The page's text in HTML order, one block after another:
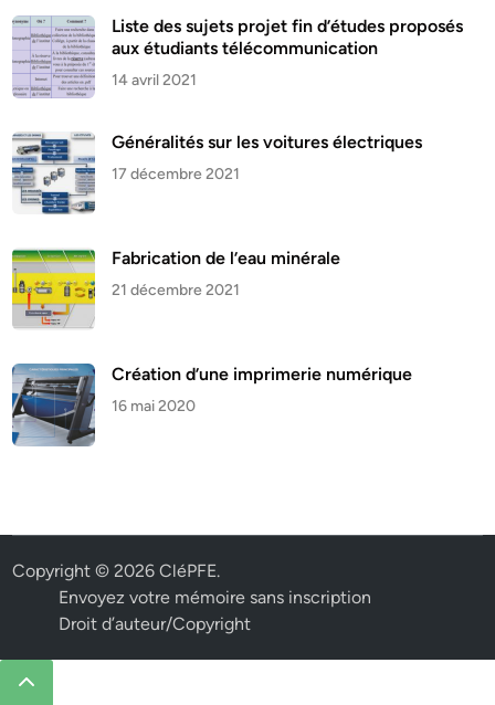
Liste des sujets projet fin d’études proposés
aux étudiants télécommunication
14 avril 2021
Généralités sur les voitures électriques
17 décembre 2021
Fabrication de l’eau minérale
21 décembre 2021
Création d’une imprimerie numérique
16 mai 2020
Copyright © 2026CléPFE.
Envoyez votre mémoire sans inscription
Droit d’auteur/Copyright